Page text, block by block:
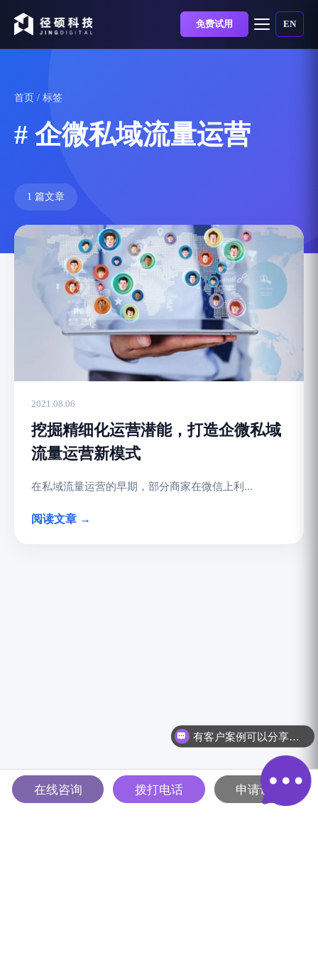
免费试用 EN
首页 / 标签
# 企微私域流量运营
1 篇文章
2021.08.06
挖掘精细化运营潜能，打造企微私域
流量运营新模式
在私域流量运营的早期，部分商家在微信上利...
阅读文章 →
有客户案例可以分享吗？
在线咨询 拨打电话 申请试用